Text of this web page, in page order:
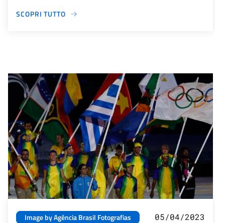
SCOPRI TUTTO
Image by Agência Brasil Fotografias 05/04/2023